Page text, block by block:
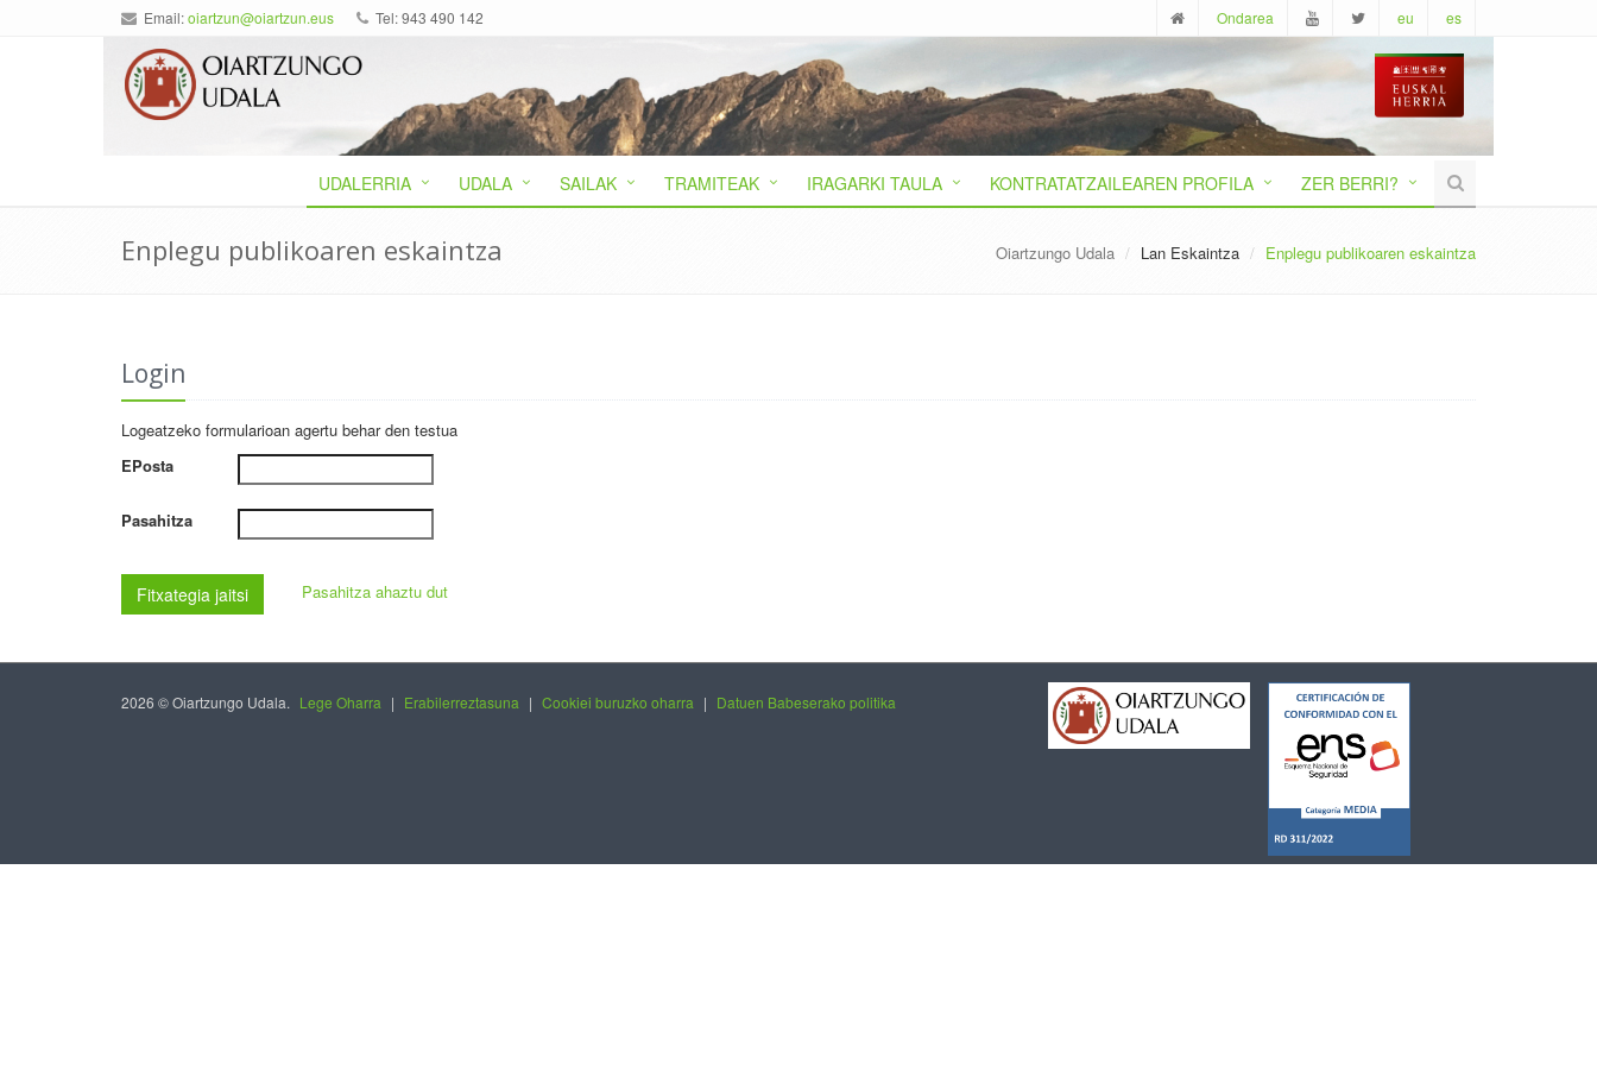
Email:oiartzun@oiartzun.eus Tel: 943 490 142 Ondarea eu es
UDALERRIA UDALA SAILAK TRAMITEAK IRAGARKI TAULA KONTRATATZAILEAREN PROFILA ZER BERRI?
Enplegu publikoaren eskaintza Oiartzungo Udala Lan Eskaintza Enplegu publikoaren eskaintza
Login
Logeatzeko formularioan agertu behar den testua
EPosta
Pasahitza
Fitxategia jaitsi Pasahitza ahaztu dut
2026 © Oiartzungo Udala. Lege Oharra | Erabilerreztasuna | Cookiei buruzko oharra | Datuen Babeserako politika